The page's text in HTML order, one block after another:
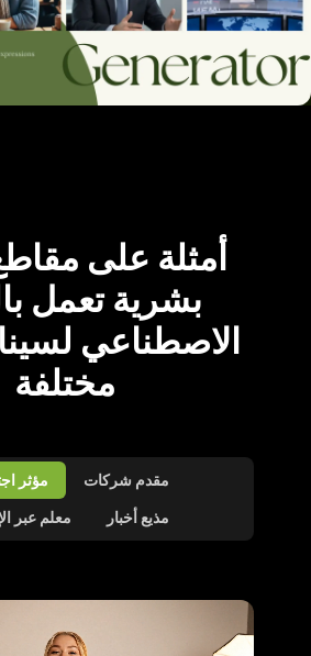
أمثلة على
بشرية تعمل
الاصطناعي
مختلفة
مؤثر
مقدم شركات
معلم عبر
مذيع أخبار